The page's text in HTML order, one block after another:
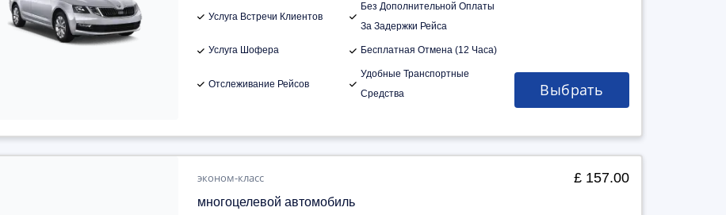
Услуга Встречи Клиентов
Без Дополнительной Оплаты
За Задержки Рейса
Услуга Шофера Бесплатная Отмена (12 Часа)
Отслеживание Рейсов
Удобные Транспортные
Средства
Выбрать
эконом-класс
многоцелевой автомобиль
£ 157.00